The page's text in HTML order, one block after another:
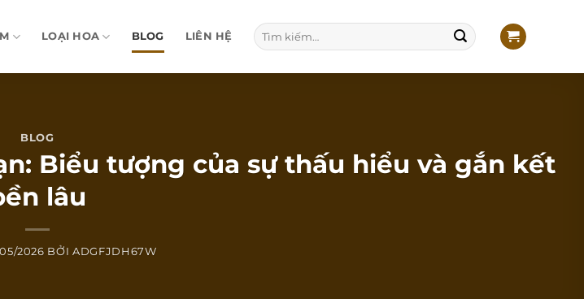
LOẠI HOA BLOG LIÊN HỆ
Tìm
kiếm:
BLOG
Biểu tượng của sự thấu hiểu và gắn kết
lâu
2026 BỞIADGFJDH67W